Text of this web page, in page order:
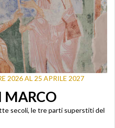
2026 AL 25 APRILE 2027
MARCO
secoli, le tre parti superstiti del